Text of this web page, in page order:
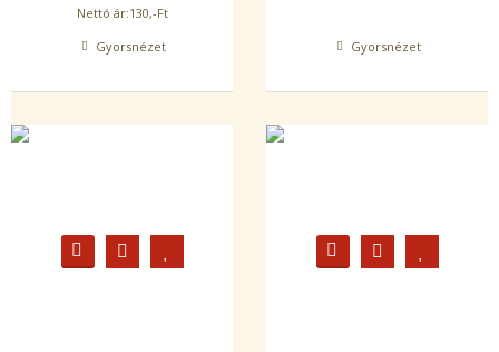
Nettó ár:130,-Ft
Gyorsnézet
Gyorsnézet